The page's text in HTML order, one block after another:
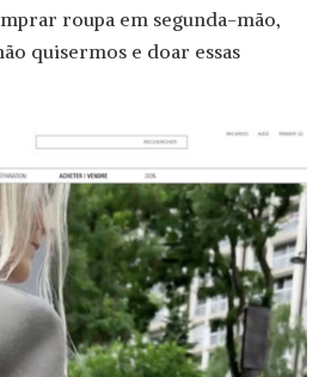
roupa em segunda-mão,
quisermos e doar essas